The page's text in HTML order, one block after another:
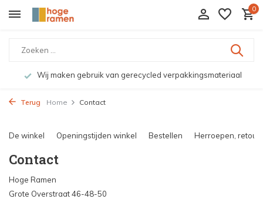
0
Wij maken gebruik van gerecycled verpakkingsmateriaal
Terug Home Contact
De winkel Openingstijden winkel Bestellen Herroepen,
Contact
Hoge Ramen
Grote Overstraat 46-48-50